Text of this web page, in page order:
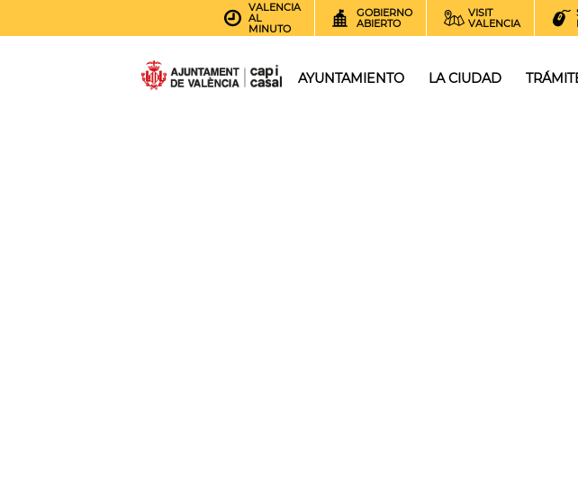
VALENCIA
AL
MINUTO
GOBIERNO
ABIERTO
VISIT
VALENCIA
AYUNTAMIENTO LA CIUDAD